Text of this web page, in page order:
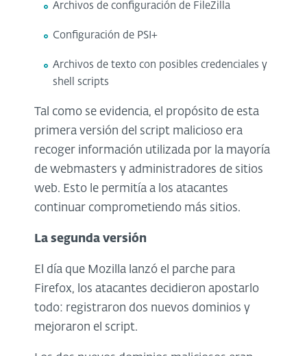
Archivos de configuración de FileZilla
Configuración de PSI+
Archivos de texto con posibles credenciales y
shell scripts
Tal como se evidencia, el propósito de esta
primera versión del script malicioso era
recoger información utilizada por la mayoría
de webmasters y administradores de sitios
web. Esto le permitía a los atacantes
continuar comprometiendo más sitios.
La segunda versión
El día que Mozilla lanzó el parche para
Firefox, los atacantes decidieron apostarlo
todo: registraron dos nuevos dominios y
mejoraron el script.